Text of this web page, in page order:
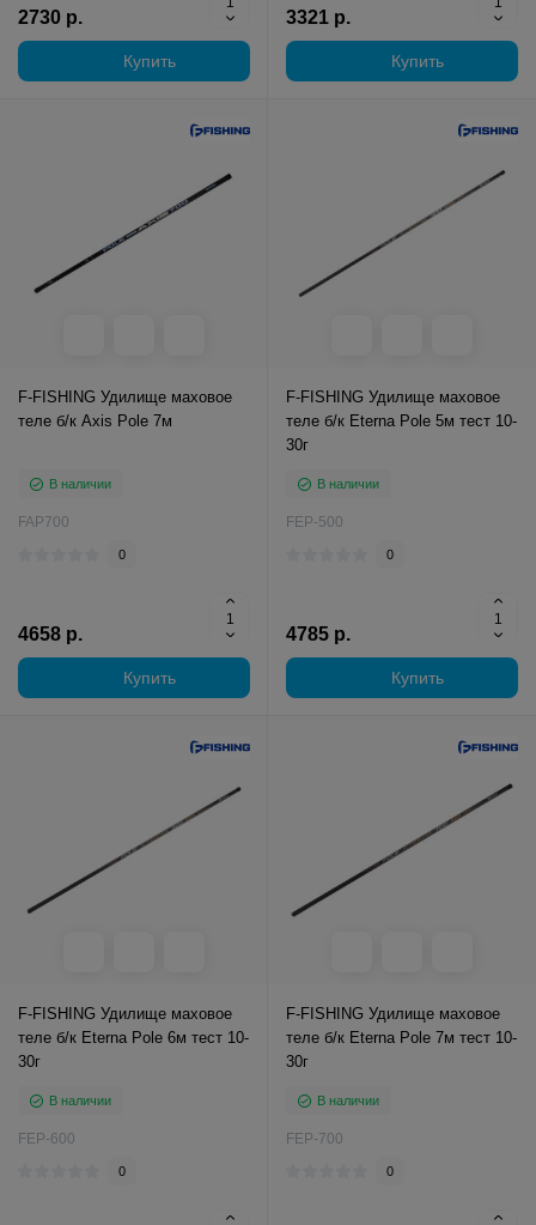
2730 р.
Купить
3321 р.
Купить
F-FISHING Удилище маховое
теле б/к Axis Pole 7м
В наличии
FAP700
0
4658 р.
Купить
F-FISHING Удилище маховое
теле б/к Eterna Pole 5м тест 10-
30г
В наличии
FEP-500
0
4785 р.
Купить
F-FISHING Удилище маховое
теле б/к Eterna Pole 6м тест 10-
30г
В наличии
FEP-600
0
F-FISHING Удилище маховое
теле б/к Eterna Pole 7м тест 10-
30г
В наличии
FEP-700
0